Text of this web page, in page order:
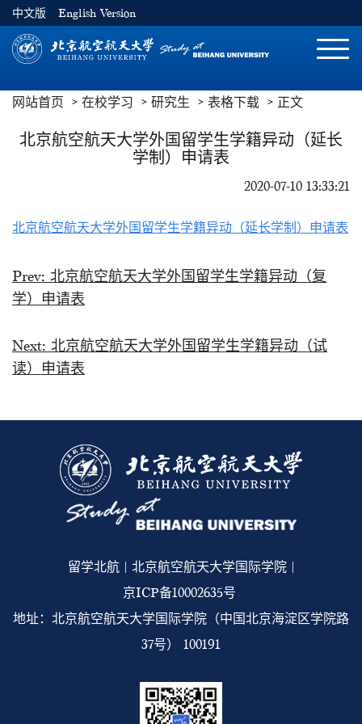
中文版 English Version
切
网站首页 在校学习 研究生 表格下载 正文
北京航空航天大学外国留学生学籍异动（延长
学制）申请表
2020-07-10 13:33:21
北京航空航天大学外国留学生学籍异动（延长学制）申请表
Prev: 北京航空航天大学外国留学生学籍异动（复
学）申请表
Next: 北京航空航天大学外国留学生学籍异动（试
读）申请表
留学北航 | 北京航空航天大学国际学院 |
京ICP备10002635号
地址：北京航空航天大学国际学院（中国北京海淀区学院路
37号） 100191